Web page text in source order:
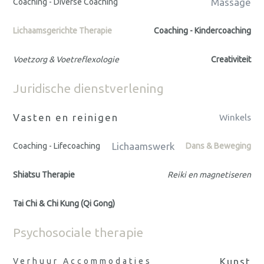
Lichaamsgerichte Therapie Coaching - Kindercoaching
Voetzorg & Voetreflexologie Creativiteit
Juridische dienstverlening
Vasten en reinigen Winkels
Coaching - Lifecoaching Lichaamswerk Dans & Beweging
Shiatsu Therapie Reiki en magnetiseren
Tai Chi & Chi Kung (Qi Gong)
Psychosociale therapie
Verhuur Accommodaties Kunst